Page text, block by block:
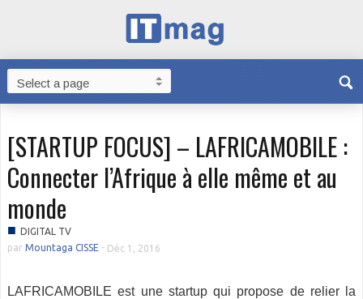
[STARTUP FOCUS] – LAFRICAMOBILE :
Connecter l’Afrique à elle même et au
monde
■ DIGITAL TV
par Mountaga CISSE - Déc 1, 2016
LAFRICAMOBILE est une startup qui propose de relier la